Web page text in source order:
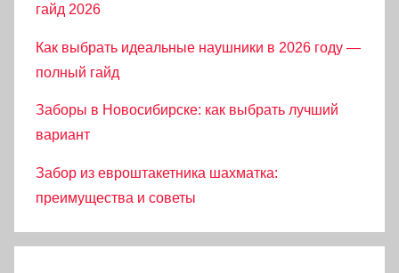
гайд 2026
Как выбрать идеальные наушники в 2026 году —
полный гайд
Заборы в Новосибирске: как выбрать лучший
вариант
Забор из евроштакетника шахматка:
преимущества и советы